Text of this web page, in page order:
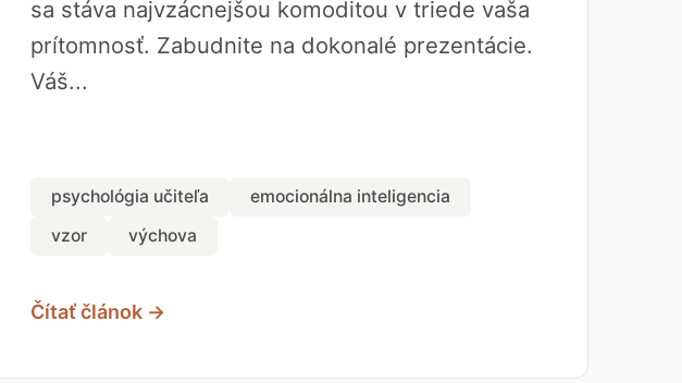
sa stáva najvzácnejšou komoditou v triede vaša
prítomnosť. Zabudnite na dokonalé prezentácie.
Váš...
psychológia učiteľa
emocionálna inteligencia
vzor
výchova
Čítať článok →